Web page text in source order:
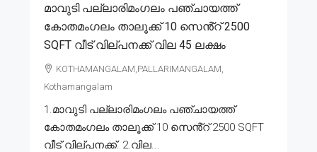
മാവുടി പല്ലാരിമംഗലം പഞ്ചായത്ത്
കോതമംഗലം താലൂക്ക് 10 സെൻ്റ് 2500
SQFT വീട് വില്പനക്ക് വില 45 ലക്ഷം
KOTHAMANGALAM,PALLARIMANGALAM,
Kothamangalam
1.മാവുടി പല്ലാരിമംഗലം പഞ്ചായത്ത്
കോതമംഗലം താലൂക്ക് 10 സെൻ്റ് 2500 SQFT
വീട് വില്പനക്ക്. 2.വില...